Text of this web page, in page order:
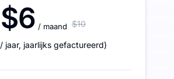
$6 / maand $10
/ jaar, jaarlijks gefactureerd)